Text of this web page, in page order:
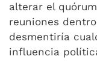
alterar el
reuniones
desmentiría
influencia